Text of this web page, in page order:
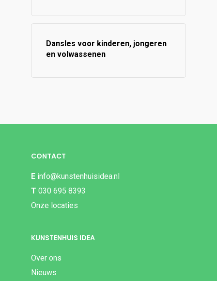
Dansles voor kinderen, jongeren
en volwassenen
CONTACT
E info@kunstenhuisidea.nl
T 030 695 8393
Onze locaties
KUNSTENHUIS IDEA
Over ons
Nieuws